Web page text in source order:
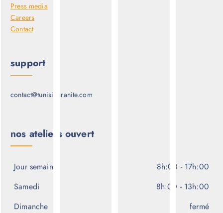
Press media
Careers
Contact
support
contact@tunisiegranite.com
nos ateliers ouvert
Jour semaine
8h:00 - 17h:00
Samedi
8h:00 - 13h:00
Dimanche
fermé